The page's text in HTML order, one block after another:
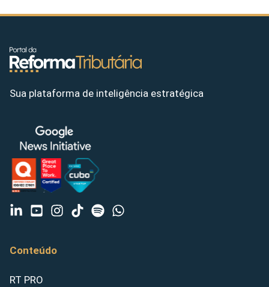
Sua plataforma de inteligência estratégica
Conteúdo
RT PRO